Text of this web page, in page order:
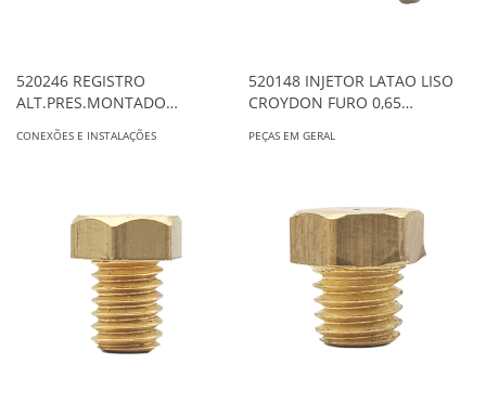
520246 REGISTRO
ALT.PRES.MONTADO
S/MANG.R/G X 5/16 LATAO
2009
CONEXÕES E INSTALAÇÕES
520148 INJETOR LATAO LISO
CROYDON FURO 0,65
PEÇAS EM GERAL